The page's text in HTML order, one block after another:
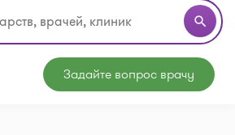
search
Задайте вопрос врачу